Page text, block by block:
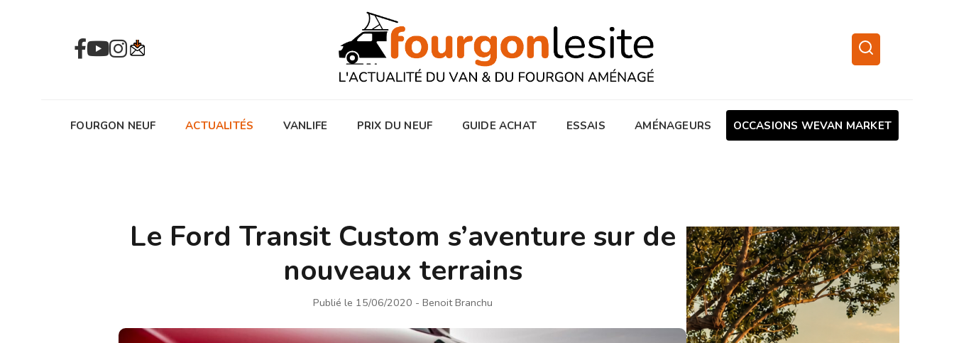
FOURGON NEUF ACTUALITÉS VANLIFE PRIX DU NEUF GUIDE ACHAT ESSAIS AMÉNAGEURS OCCASIONS WEVAN MARKET
Le Ford Transit Custom s’aventure sur de
nouveaux terrains
Publié le 15/06/2020 - Benoit Branchu